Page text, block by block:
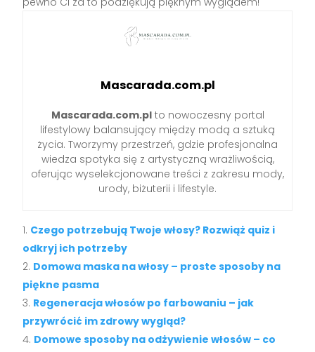
Mascarada.com.pl
Mascarada.com.plto nowoczesny portal
lifestylowy balansujący między modą a sztuką
życia. Tworzymy przestrzeń, gdzie profesjonalna
wiedza spotyka się z artystyczną wrażliwością,
oferując wyselekcjonowane treści z zakresu mody,
urody, biżuterii i lifestyle.
Czego potrzebują Twoje włosy? Rozwiąż quiz i
odkryj ich potrzeby
Domowa maska na włosy – proste sposoby na
piękne pasma
Regeneracja włosów po farbowaniu – jak
przywrócić im zdrowy wygląd?
Domowe sposoby na odżywienie włosów – co